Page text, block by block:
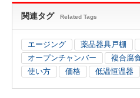
関連タグ Related Tags
エージング 薬品器具戸棚
オープンチャンバー
複合腐
使い方
価格 低温恒温器